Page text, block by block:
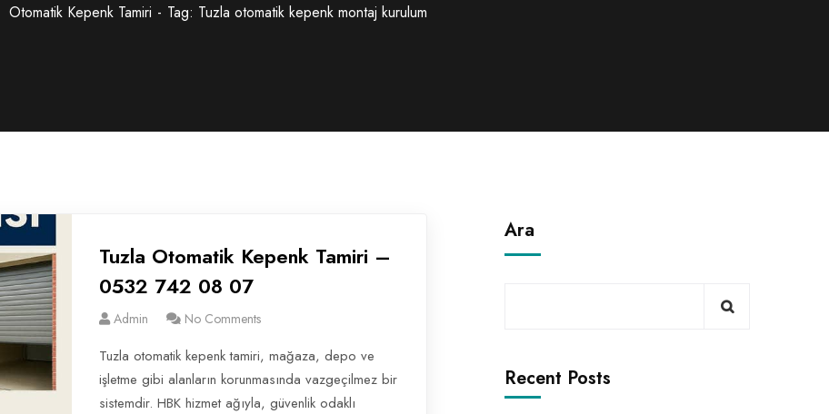
Otomatik Kepenk Tamiri Tag: Tuzla otomatik kepenk montaj kurulum
Tuzla Otomatik Kepenk Tamiri –
0532 742 08 07
Admin No Comments
Tuzla otomatik kepenk tamiri, mağaza, depo ve
işletme gibi alanların korunmasında vazgeçilmez bir
sistemdir. HBK hizmet ağıyla, güvenlik odaklı
Ara
Recent Posts